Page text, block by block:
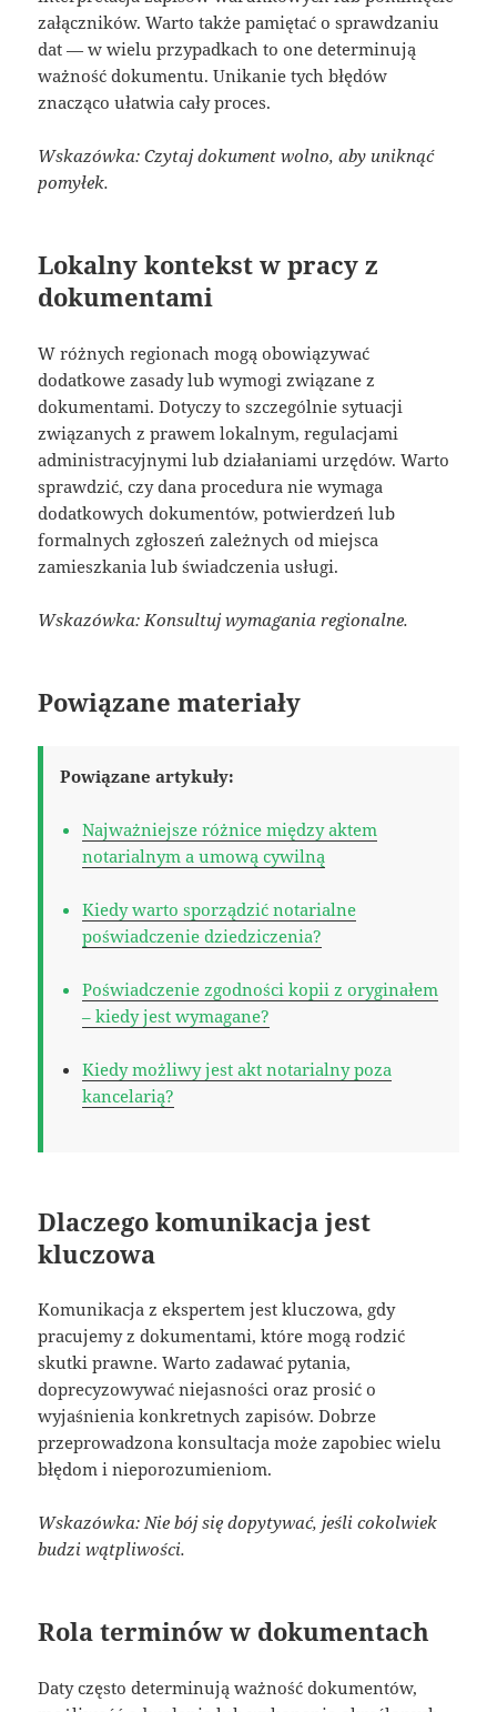
załączników. Warto także pamiętać o sprawdzaniu
dat — w wielu przypadkach to one determinują
ważność dokumentu. Unikanie tych błędów
znacząco ułatwia cały proces.
Wskazówka: Czytaj dokument wolno, aby uniknąć
pomyłek.
Lokalny kontekst w pracy z
dokumentami
W różnych regionach mogą obowiązywać
dodatkowe zasady lub wymogi związane z
dokumentami. Dotyczy to szczególnie sytuacji
związanych z prawem lokalnym, regulacjami
administracyjnymi lub działaniami urzędów. Warto
sprawdzić, czy dana procedura nie wymaga
dodatkowych dokumentów, potwierdzeń lub
formalnych zgłoszeń zależnych od miejsca
zamieszkania lub świadczenia usługi.
Wskazówka: Konsultuj wymagania regionalne.
Powiązane materiały
Powiązane artykuły:
Najważniejsze różnice między aktem
notarialnym a umową cywilną
Kiedy warto sporządzić notarialne
poświadczenie dziedziczenia?
Poświadczenie zgodności kopii z oryginałem
– kiedy jest wymagane?
Kiedy możliwy jest akt notarialny poza
kancelarią?
Dlaczego komunikacja jest
kluczowa
Komunikacja z ekspertem jest kluczowa, gdy
pracujemy z dokumentami, które mogą rodzić
skutki prawne. Warto zadawać pytania,
doprecyzowywać niejasności oraz prosić o
wyjaśnienia konkretnych zapisów. Dobrze
przeprowadzona konsultacja może zapobiec wielu
błędom i nieporozumieniom.
Wskazówka: Nie bój się dopytywać, jeśli cokolwiek
budzi wątpliwości.
Rola terminów w dokumentach
Daty często determinują ważność dokumentów,